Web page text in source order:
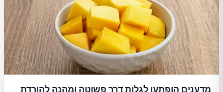
מדענים הופתעו לגלות דרך פשוטה ומהנה להורדת